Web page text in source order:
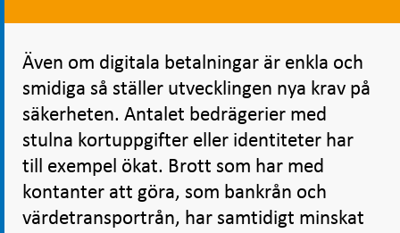
Även om digitala betalningar är enkla och
smidiga så ställer utvecklingen nya krav på
säkerheten. Antalet bedrägerier med
stulna kortuppgifter eller identiteter har
till exempel ökat. Brott som har med
kontanter att göra, som bankrån och
värdetransportrån, har samtidigt minskat